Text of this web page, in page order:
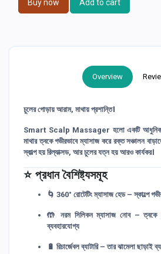
Buy now Add to cart
Overview
চুলের গোড়ায় আরাম, মাথায় প্রশান্তি।
Smart Scalp Massager হলো একটি আধুনিক
মাথার ত্বকে গভীরভাবে ম্যাসাজ করে রক্ত সঞ্চালন
স্কাল্প হয় রিল্যাক্সড, আর চুলের যত্ন হয় আরও কার্যকর।
⭐ প্রধান বৈশিষ্ট্যসমূহ
🌀 360° রোটেটিং ম্যাসাজ হেড– স্কাল্পে
🤲নরম সিলিকন ম্যাসাজ নোব– ত্বকে
ব্যবহারযোগ্য
🔋 রিচার্জেবল ব্যাটারি– তার ঝামেলা ছাড়াই